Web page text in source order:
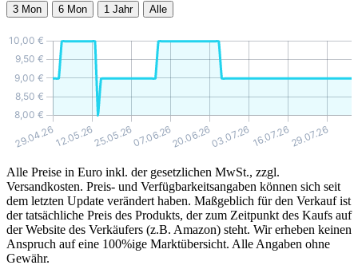
3 Mon 6 Mon 1 Jahr Alle
Alle Preise in Euro inkl. der gesetzlichen MwSt., zzgl.
Versandkosten. Preis- und Verfügbarkeitsangaben können sich seit
dem letzten Update verändert haben. Maßgeblich für den Verkauf ist
der tatsächliche Preis des Produkts, der zum Zeitpunkt des Kaufs auf
der Website des Verkäufers (z.B. Amazon) steht. Wir erheben keinen
Anspruch auf eine 100%ige Marktübersicht. Alle Angaben ohne
Gewähr.